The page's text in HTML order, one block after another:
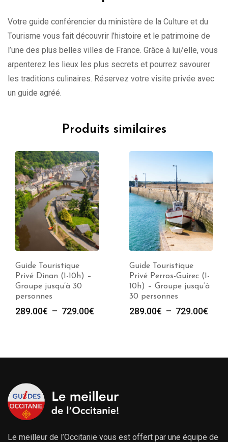
Votre guide conférencier du ministère de la Culture et du
Tourisme vous fait découvrir l’histoire et le patrimoine de
l’une des plus belles villes de France. Grâce à lui/elle, vous
arpenterez les lieux les plus secrets et pourrez savourer
les traditions culinaires. Réservez votre visite privée avec
un guide agréé.
Produits similaires
Guide Touristique
Privé Dinan (1-10h) –
Groupe jusqu’à 30
personnes
289.00€ – 729.00€
à
Guide Touristique
Privé Perros-Guirec (1-
10h) – Groupe jusqu’à
30 personnes
289.00€ – 729.00€
à
Le meilleur de l’Occitanie vous est offert par une équipe de